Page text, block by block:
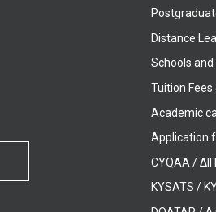
Distance
Schools
Tuition Fees
Academic
Application
CYQAA /
KYSATS /